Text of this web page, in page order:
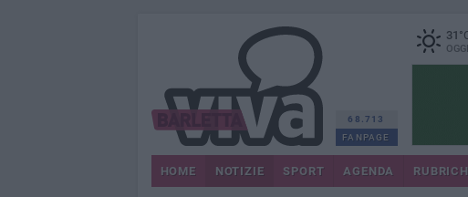
68.713
FANPAGE
31
HOME NOTIZIE SPORT AGENDA